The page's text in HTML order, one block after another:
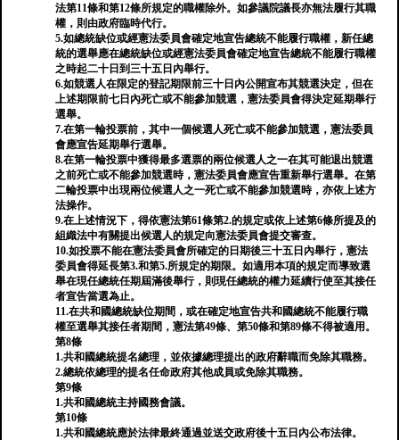
法第11條和第12條所規定的職權除外。如參議院議長亦無法履行其職
權，則由政府臨時代行。
5.如總統缺位或經憲法委員會確定地宣告總統不能履行職權，新任總
統的選舉應在總統缺位或經憲法委員會確定地宣告總統不能履行職權
之時起二十日到三十五日內舉行。
6.如競選人在限定的登記期限前三十日內公開宣布其競選決定，但在
上述期限前七日內死亡或不能參加競選，憲法委員會得決定延期舉行
選舉。
7.在第一輪投票前，其中一個候選人死亡或不能參加競選，憲法委員
會應宣告延期舉行選舉。
8.在第一輪投票中獲得最多選票的兩位候選人之一在其可能退出競選
之前死亡或不能參加競選時，憲法委員會應宣告重新舉行選舉。在第
二輪投票中出現兩位候選人之一死亡或不能參加競選時，亦依上述方
法操作。
9.在上述情況下，得依憲法第61條第2.的規定或依上述第6條所提及的
組織法中有關提出候選人的規定向憲法委員會提交審查。
10.如投票不能在憲法委員會所確定的日期後三十五日內舉行，憲法
委員會得延長第3.和第5.所規定的期限。如適用本項的規定而導致選
舉在現任總統任期屆滿後舉行，則現任總統的權力延續行使至其接任
者宣告當選為止。
11.在共和國總統缺位期間，或在確定地宣告共和國總統不能履行職
權至選舉其接任者期間，憲法第49條、第50條和第89條不得被適用。
第8條
1.共和國總統提名總理，並依據總理提出的政府辭職而免除其職務。
2.總統依總理的提名任命政府其他成員或免除其職務。
第9條
1.共和國總統主持國務會議。
第10條
1.共和國總統應於法律最終通過並送交政府後十五日內公布法律。